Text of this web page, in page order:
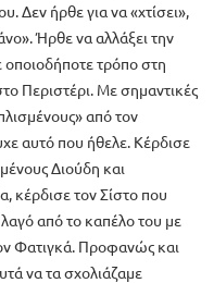
Δεν ήρθε για να «χτίσει»,
Ήρθε να αλλάξει την
τρόπο στη
Περιστέρι. Με σημαντικές
από τον
αυτό που ήθελε. Κέρδισε
Διούδη και
κέρδισε τον Σίστο που
από το καπέλο του με
Φατιγκά. Προφανώς και
να τα σχολιάζαμε